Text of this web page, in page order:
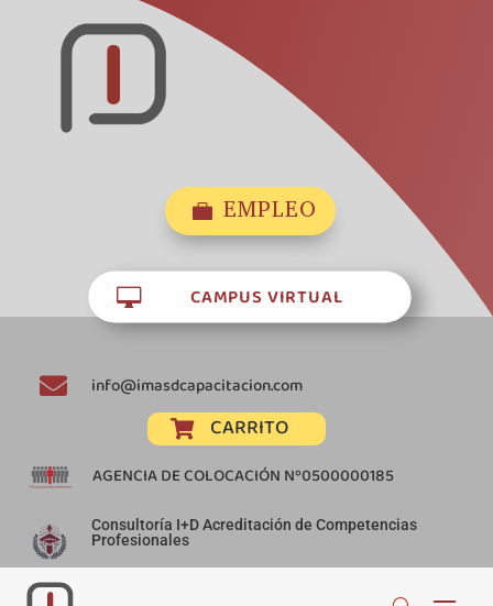
 EMPLEO
 CAMPUS VIRTUAL
 info@imasdcapacitacion.com
 CARRITO
AGENCIA DE COLOCACIÓN Nº0500000185
Consultoría I+D Acreditación de Competencias
Profesionales